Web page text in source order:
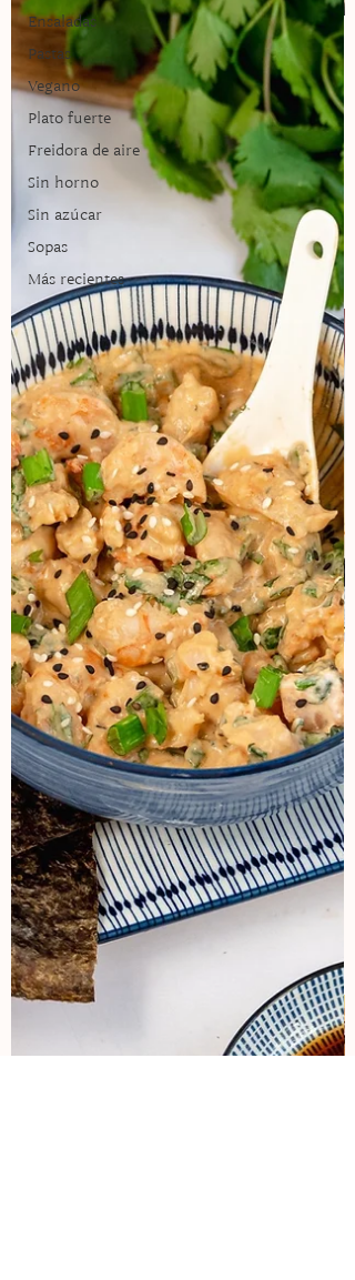
Recetarios
¡La versión saludable de las recetas!
Disfruta de los recetarios de
temporada.
Aprende a hacer contenido
viral
¿Cual es la sensación del momento?
¡Los vídeos! Aquí vas a aprender como
lograr que tus vídeos tengo miles de
views.
Aparta tu lugar
Ensaladas
Pastas
Vegano
Plato fuerte
Freidora de aire
Sin horno
Sin azúcar
Sopas
Más recientes